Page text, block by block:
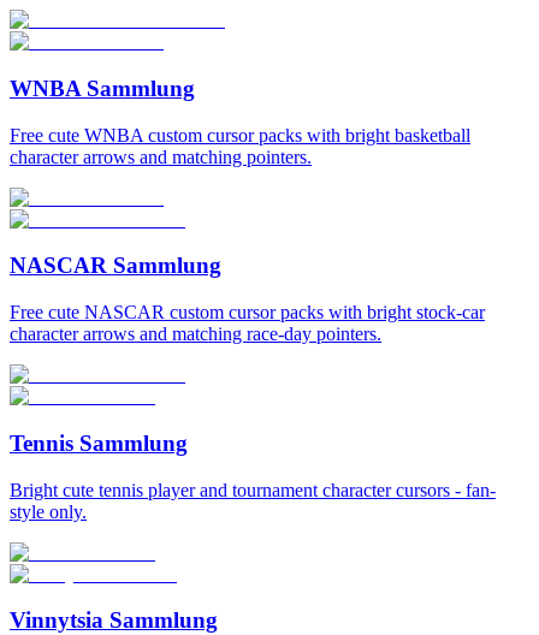
WNBA Sammlung
Free cute WNBA custom cursor packs with bright basketball
character arrows and matching pointers.
NASCAR Sammlung
Free cute NASCAR custom cursor packs with bright stock-car
character arrows and matching race-day pointers.
Tennis Sammlung
Bright cute tennis player and tournament character cursors - fan-
style only.
Vinnytsia Sammlung